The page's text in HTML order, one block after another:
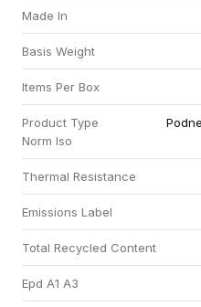
Made In
Basis Weight
Items Per Box
Product Type
Norm Iso
Thermal Resistance
Emissions Label
Total Recycled Content
Epd A1 A3